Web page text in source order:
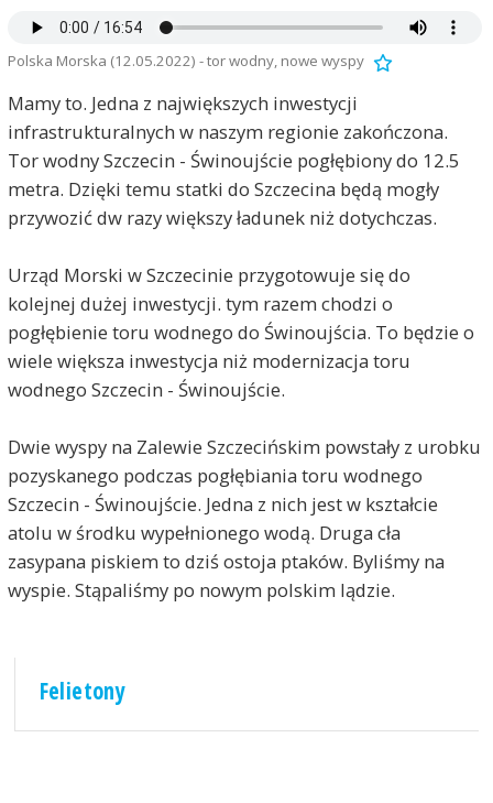
Polska Morska (12.05.2022) - tor wodny, nowe wyspy
Mamy to. Jedna z największych inwestycji
infrastrukturalnych w naszym regionie zakończona.
Tor wodny Szczecin - Świnoujście pogłębiony do 12.5
metra. Dzięki temu statki do Szczecina będą mogły
przywozić dw razy większy ładunek niż dotychczas.
Urząd Morski w Szczecinie przygotowuje się do
kolejnej dużej inwestycji. tym razem chodzi o
pogłębienie toru wodnego do Świnoujścia. To będzie o
wiele większa inwestycja niż modernizacja toru
wodnego Szczecin - Świnoujście.
Dwie wyspy na Zalewie Szczecińskim powstały z urobku
pozyskanego podczas pogłębiania toru wodnego
Szczecin - Świnoujście. Jedna z nich jest w kształcie
atolu w środku wypełnionego wodą. Druga cła
zasypana piskiem to dziś ostoja ptaków. Byliśmy na
wyspie. Stąpaliśmy po nowym polskim lądzie.
Felietony